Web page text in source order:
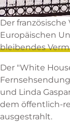
Der
Europäischen
bleibendes
Der "White
und Linda
dem öffentlich-
ausgestrahlt.